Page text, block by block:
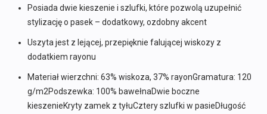
Posiada dwie kieszenie i szlufki, które pozwolą uzupełnić
stylizację o pasek – dodatkowy, ozdobny akcent
Uszyta jest z lejącej, przepięknie falującej wiskozy z
dodatkiem rayonu
Materiał wierzchni: 63% wiskoza, 37% rayonGramatura: 120
g/m2Podszewka: 100% bawełnaDwie boczne
kieszenieKryty zamek z tyłuCztery szlufki w pasieDługość